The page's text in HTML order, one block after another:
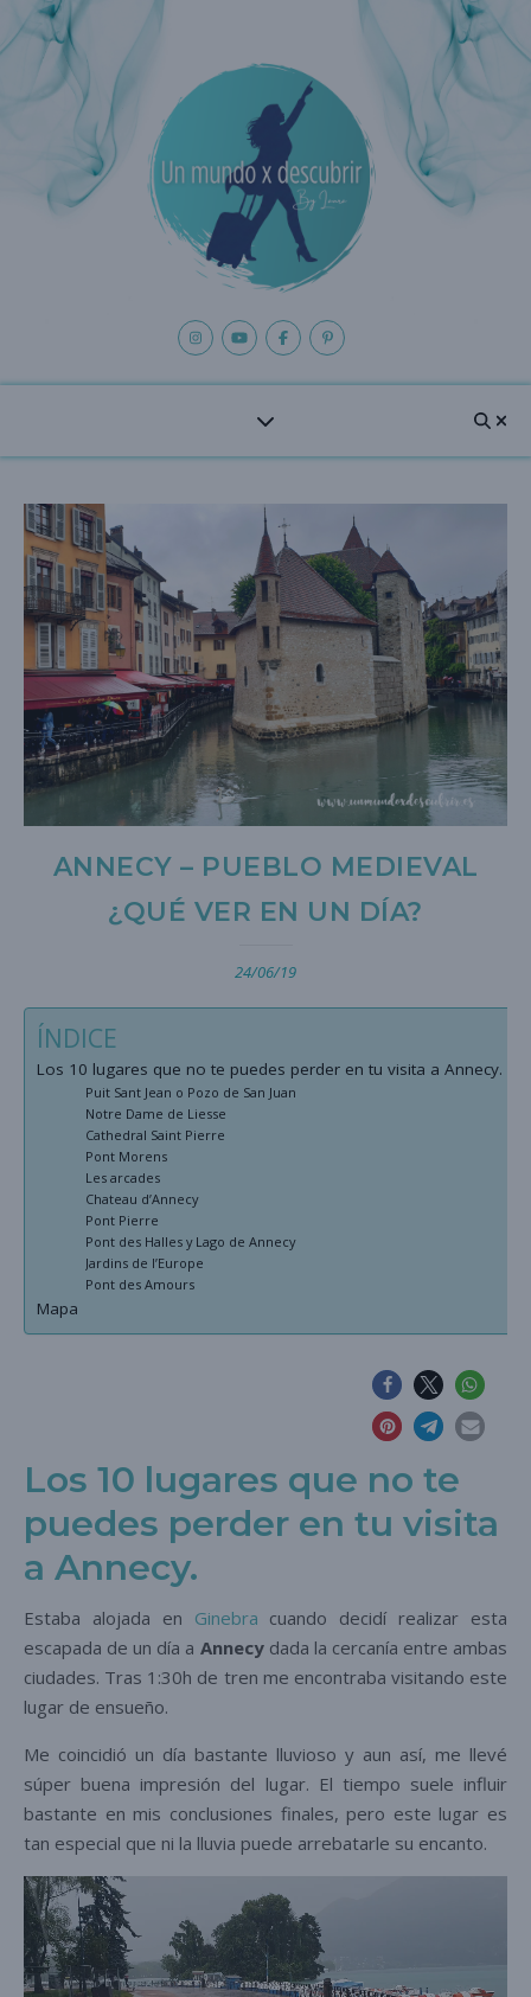
ANNECY – PUEBLO MEDIEVAL
¿QUÉ VER EN UN DÍA?
24/06/19
ÍNDICE
Los 10 lugares que no te puedes perder en tu visita a Annecy.
Puit Sant Jean o Pozo de San Juan
Notre Dame de Liesse
Cathedral Saint Pierre
Pont Morens
Les arcades
Chateau d’Annecy
Pont Pierre
Pont des Halles y Lago de Annecy
Jardins de l’Europe
Pont des Amours
Mapa
Los 10 lugares que no te
puedes perder en tu visita
a Annecy.
Estaba alojada en Ginebra cuando decidí realizar esta
escapada de un día a Annecydada la cercanía entre ambas
ciudades. Tras 1:30h de tren me encontraba visitando este
lugar de ensueño.
Me coincidió un día bastante lluvioso y aun así, me llevé
súper buena impresión del lugar. El tiempo suele influir
bastante en mis conclusiones finales, pero este lugar es
tan especial que ni la lluvia puede arrebatarle su encanto.